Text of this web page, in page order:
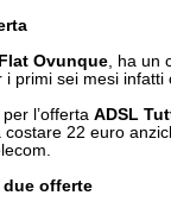
Ovunque , ha
i primi sei mesi infatti
l’offerta ADSL
costare 22 euro
due offerte